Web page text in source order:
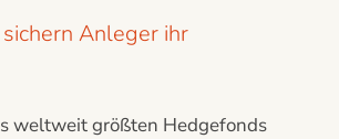
Anleger ihr
weltweit größten Hedgefonds